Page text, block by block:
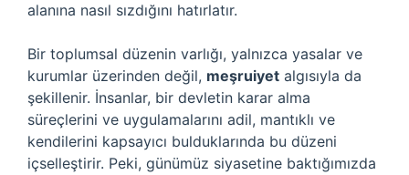
alanına nasıl sızdığını hatırlatır.
Bir toplumsal düzenin varlığı, yalnızca yasalar ve
kurumlar üzerinden değil, meşruiyet algısıyla da
şekillenir. İnsanlar, bir devletin karar alma
süreçlerini ve uygulamalarını adil, mantıklı ve
kendilerini kapsayıcı bulduklarında bu düzeni
içselleştirir. Peki, günümüz siyasetine baktığımızda